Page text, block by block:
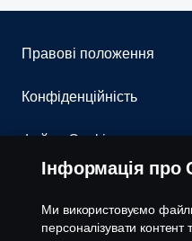
Правові положення
Конфіденційність
Файли Cookies
Контакти
Система повідомлення
Інформація про
Ми використовуємо
персоналізувати